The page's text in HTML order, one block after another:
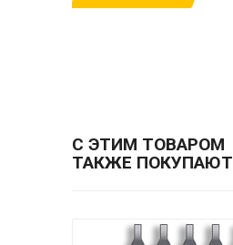
С ЭТИМ ТОВАРОМ
ТАКЖЕ ПОКУПАЮТ